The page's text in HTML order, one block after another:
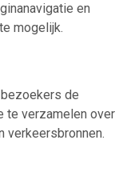
en
mogelijk.
de
te verzamelen over
verkeersbronnen.